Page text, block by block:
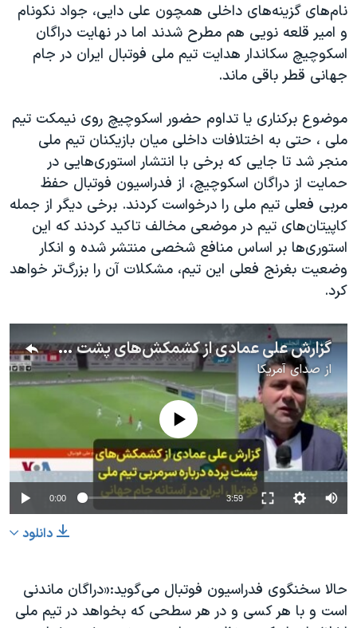
نام‌های گزینه‌های داخلی همچون علی دایی، جواد نکونام
و امیر قلعه نویی هم مطرح شدند اما در نهایت دراگان
اسکوچیچ سکاندار هدایت تیم ملی فوتبال ایران در جام
جهانی قطر باقی ماند.
موضوع برکناری یا تداوم حضور اسکوچیچ روی نیمکت تیم
ملی ، حتی به اختلافات داخلی میان بازیکنان تیم ملی
منجر شد تا جایی که برخی با انتشار استوری‌هایی در
حمایت از دراگان اسکوچیچ، از فدراسیون فوتبال حفظ
مربی فعلی تیم ملی را درخواست کردند. برخی دیگر از جمله
کاپیتان‌های تیم در موضعی مخالف تاکید کردند که این
استوری‌ها بر اساس منافع شخصی منتشر شده و انکار
وضعیت بغرنج فعلی این تیم، مشکلات آن را بزرگ‌تر خواهد
کرد.
گزارش علی عمادی از کشمکش‌های پشت پرده درباره سرمربی تیم ملی فوتبال ایران در آستانه جام جهانی
ازصدای آمریکا
No media source currently available
0:00 3:59
دانلود
حالا سخنگوی فدراسیون فوتبال می‌گوید:«دراگان ماندنی
است و با هر کسی و در هر سطحی که بخواهد در تیم ملی